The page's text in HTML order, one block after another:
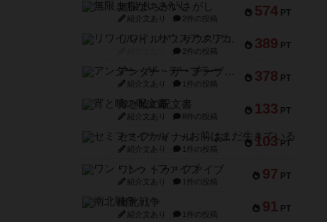
574 PT
無限まちがいさがし
紹介文あり 2件の投稿
389 PT
リワイルド：サウスアメリカ
2件の投稿
378 PT
アンダー・ザ・テーブラー
紹介文あり 1件の投稿
133 PT
宵と暁の呪文書
紹介文あり 8件の投稿
103 PT
セミファイナル ～お前はまだ生きている～
紹介文あり 1件の投稿
97 PT
ワン・トゥ・ファイブ
紹介文あり 1件の投稿
91 PT
南北戦争
紹介文あり 1件の投稿